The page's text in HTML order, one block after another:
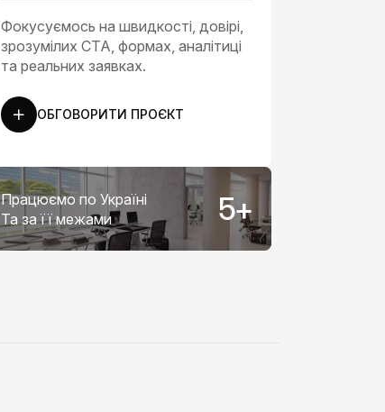
Фокусуємось на швидкості, довірі,
зрозумілих CTA, формах, аналітиці
та реальних заявках.
ОБГОВОРИТИ ПРОЄКТ
Працюємо по Україні
Та за її межами
5+